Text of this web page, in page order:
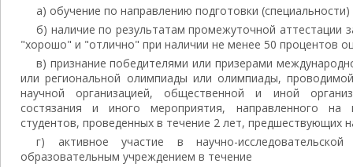
а) обучение по направлению подготовки
б) наличие по результатам промежуточной аттестации
"хорошо" и "отлично" при наличии не менее 50 процентов
в) признание победителями или призерами
или региональной олимпиады или олимпиады,
научной организацией, общественной и иной
состязания и иного мероприятия, направленного на
студентов, проведенных в течение 2 лет, предшествующих
г) активное участие в научно-исследовательской
образовательным учреждением в течение